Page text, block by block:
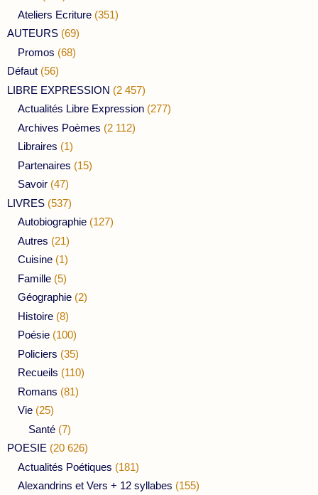
Ateliers Ecriture (351)
AUTEURS (69)
Promos (68)
Défaut (56)
LIBRE EXPRESSION (2 457)
Actualités Libre Expression (277)
Archives Poèmes (2 112)
Libraires (1)
Partenaires (15)
Savoir (47)
LIVRES (537)
Autobiographie (127)
Autres (21)
Cuisine (1)
Famille (5)
Géographie (2)
Histoire (8)
Poésie (100)
Policiers (35)
Recueils (110)
Romans (81)
Vie (25)
Santé (7)
POESIE (20 626)
Actualités Poétiques (181)
Alexandrins et Vers + 12 syllabes (155)